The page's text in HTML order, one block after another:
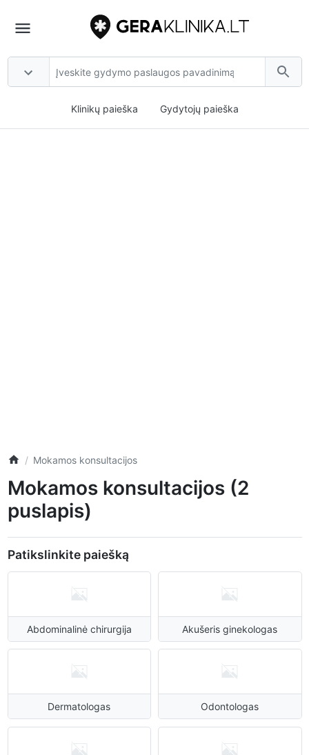
Klinikų paieška Gydytojų paieška
Mokamos konsultacijos
Mokamos konsultacijos (2
puslapis)
Patikslinkite paiešką
Abdominalinė chirurgija Akušeris ginekologas
Dermatologas Odontologas